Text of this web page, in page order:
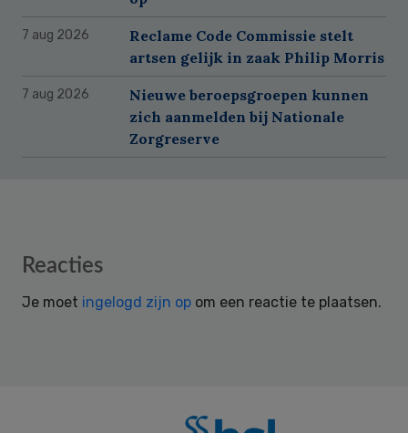
7 aug 2026
Reclame Code Commissie stelt
artsen gelijk in zaak Philip Morris
7 aug 2026
Nieuwe beroepsgroepen kunnen
zich aanmelden bij Nationale
Zorgreserve
Reader
Reacties
Je moet ingelogd zijn op om een reactie te plaatsen.